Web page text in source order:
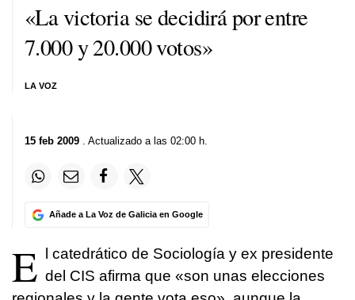
«La victoria se decidirá por entre
7.000 y 20.000 votos»
LA VOZ
15 feb 2009 . Actualizado a las 02:00 h.
Añade a La Voz de Galicia en Google
E
l catedrático de Sociología y ex presidente
del CIS afirma que «son unas elecciones